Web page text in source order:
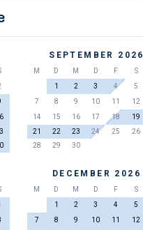
SEPTEMBER 2026
M D M D F S
1
2 3 4 5
7
8 9 10 11 12
14
15 16 17 18 19
21
22 23 24 25 26
28
29 30
DECEMBER 2026
M D M D F S
1
2 3 4 5
7
8 9 10 11 12